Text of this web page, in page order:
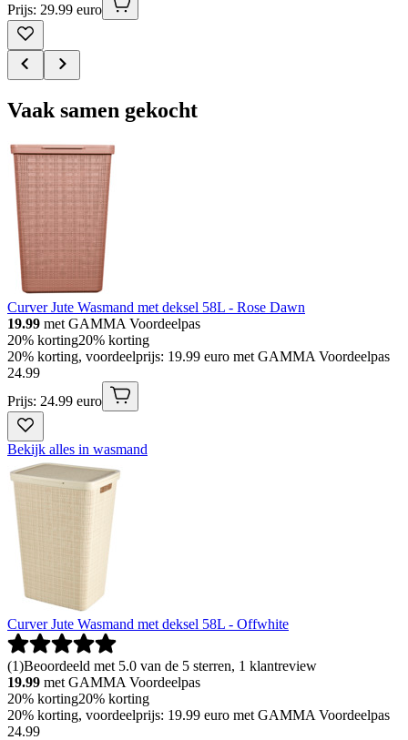
Prijs: 29.99 euro
Vaak samen gekocht
Curver Jute Wasmand met deksel 58L - Rose Dawn
19.99 met GAMMA Voordeelpas
20% korting20% korting
20% korting, voordeelprijs: 19.99 euro met GAMMA Voordeelpas
24.99
Prijs: 24.99 euro
Bekijk alles in wasmand
Curver Jute Wasmand met deksel 58L - Offwhite
(1)Beoordeeld met 5.0 van de 5 sterren, 1 klantreview
19.99 met GAMMA Voordeelpas
20% korting20% korting
20% korting, voordeelprijs: 19.99 euro met GAMMA Voordeelpas
24.99